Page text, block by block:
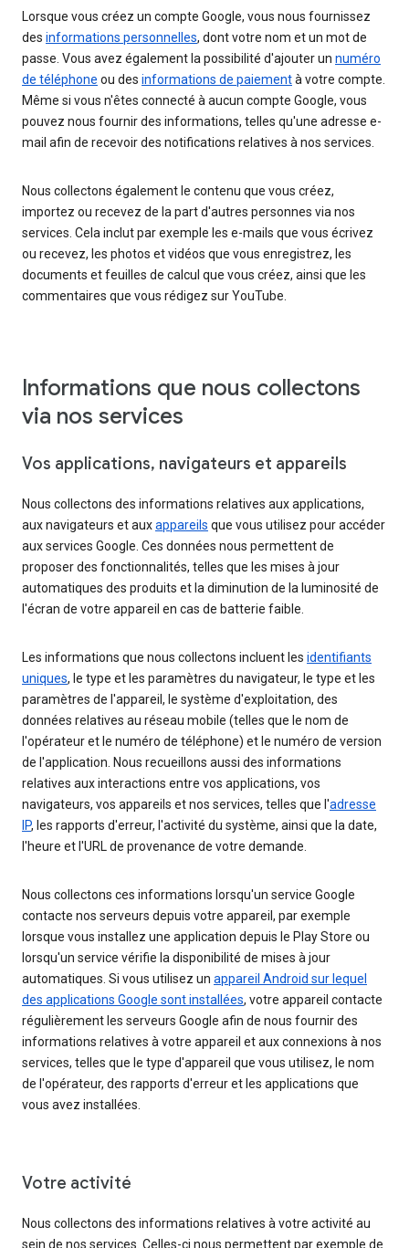
Lorsque vous créez un compte Google, vous nous fournissez
des informations personnelles, dont votre nom et un mot de
passe. Vous avez également la possibilité d'ajouter un numéro
de téléphone ou des informations de paiementà votre compte.
Même si vous n'êtes connecté à aucun compte Google, vous
pouvez nous fournir des informations, telles qu'une adresse e-
mail afin de recevoir des notifications relatives à nos services.
Nous collectons également le contenu que vous créez,
importez ou recevez de la part d'autres personnes via nos
services. Cela inclut par exemple les e-mails que vous écrivez
ou recevez, les photos et vidéos que vous enregistrez, les
documents et feuilles de calcul que vous créez, ainsi que les
commentaires que vous rédigez sur YouTube.
Informations que nous collectons
via nos services
Vos applications, navigateurs et appareils
Nous collectons des informations relatives aux applications,
aux navigateurs et auxappareils que vous utilisez pour accéder
aux services Google. Ces données nous permettent de
proposer des fonctionnalités, telles que les mises à jour
automatiques des produits et la diminution de la luminosité de
l'écran de votre appareil en cas de batterie faible.
Les informations que nous collectons incluent les identifiants
uniques, le type et les paramètres du navigateur, le type et les
paramètres de l'appareil, le système d'exploitation, des
données relatives au réseau mobile (telles que le nom de
l'opérateur et le numéro de téléphone) et le numéro de version
de l'application. Nous recueillons aussi des informations
relatives aux interactions entre vos applications, vos
navigateurs, vos appareils et nos services, telles que l'adresse
IP, les rapports d'erreur, l'activité du système, ainsi que la date,
l'heure et l'URL de provenance de votre demande.
Nous collectons ces informations lorsqu'un service Google
contacte nos serveurs depuis votre appareil, par exemple
lorsque vous installez une application depuis le Play Store ou
lorsqu'un service vérifie la disponibilité de mises à jour
automatiques. Si vous utilisez un appareil Android sur lequel
des applications Google sont installées, votre appareil contacte
régulièrement les serveurs Google afin de nous fournir des
informations relatives à votre appareil et aux connexions à nos
services, telles que le type d'appareil que vous utilisez, le nom
de l'opérateur, des rapports d'erreur et les applications que
vous avez installées.
Votre activité
Nous collectons des informations relatives à votre activité au
sein de nos services. Celles-ci nous permettent par exemple de